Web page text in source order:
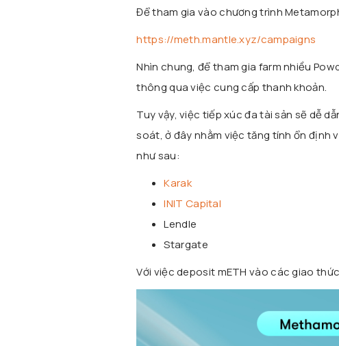
Để tham gia vào chương trình
https://meth.mantle.xyz/campaigns
Nhìn chung, để tham gia farm nhiều
thông qua việc cung cấp thanh khoản.
Tuy vậy, việc tiếp xúc đa tài sản sẽ dễ
soát, ở đây nhằm việc tăng tính ổn định
như sau:
Karak
INIT Capital
Lendle
Stargate
Với việc deposit mETH vào các giao